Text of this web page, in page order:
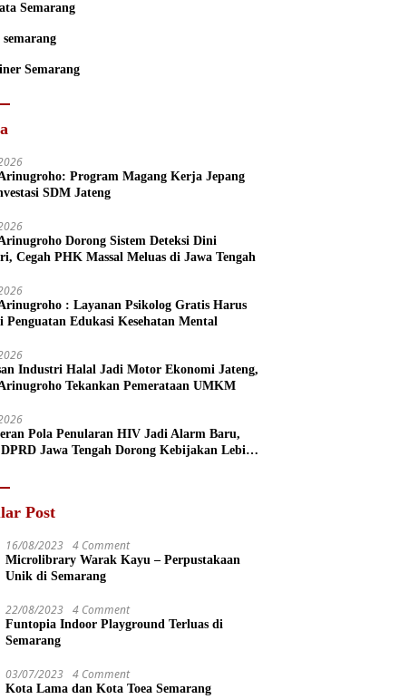
Semarang
Semarang
Program Magang Kerja Jepang
SDM Jateng
Dorong Sistem Deteksi Dini
Cegah PHK Massal Meluas di Jawa Tengah
: Layanan Psikolog Gratis Harus
Penguatan Edukasi Kesehatan Mental
Industri Halal Jadi Motor Ekonomi Jateng,
Tekankan Pemerataan UMKM
Pola Penularan HIV Jadi Alarm Baru,
Jawa Tengah Dorong Kebijakan Lebih
Post
16/08/2023 4 Comment
Microlibrary Warak Kayu – Perpustakaan
Unik di Semarang
22/08/2023 4 Comment
Funtopia Indoor Playground Terluas di
Semarang
03/07/2023 4 Comment
Kota Lama dan Kota Toea Semarang